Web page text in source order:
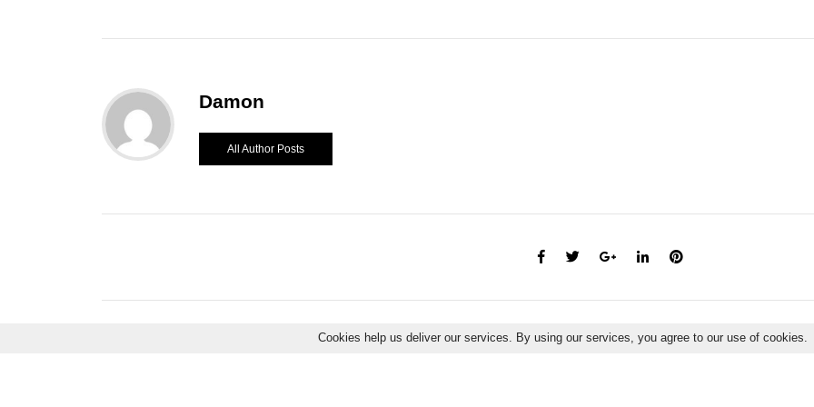
Damon
All Author Posts
Cookies help us deliver our services. By using our services, you agree to our use of cookies.